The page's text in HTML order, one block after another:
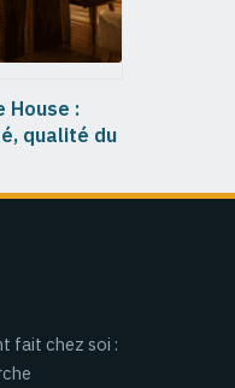
House :
qualité du
au
fait chez soi :